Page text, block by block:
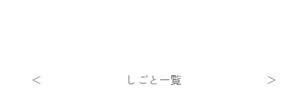
＜ しごと一覧 ＞